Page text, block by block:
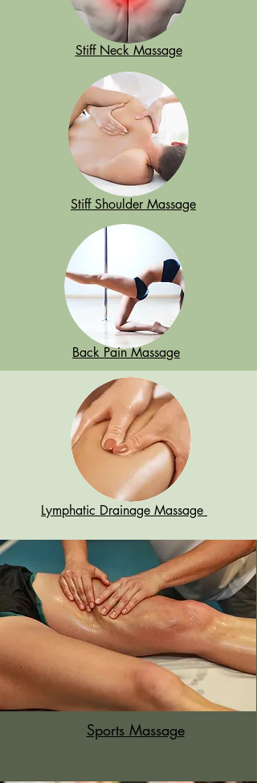
Stiff Neck Massage
Stiff Shoulder Massage
Back Pain Massage
Lymphatic Drainage Massage
Sports Massage